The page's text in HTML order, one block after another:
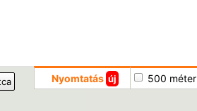
Nyomtatás új 500 méter